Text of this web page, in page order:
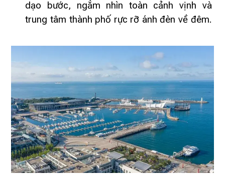
dạo bước, ngắm nhìn toàn cảnh vịnh và
trung tâm thành phố rực rỡ ánh đèn về đêm.